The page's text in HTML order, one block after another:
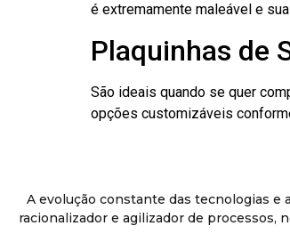
é extremamente maleável e
Plaquinhas de
São ideais quando se quer
opções customizáveis
A evolução constante das tecnologias
racionalizador e agilizador de processos,